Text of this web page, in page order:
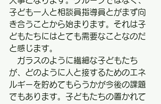
子ども一人と相談員指導員とがまず向
き合うことから始まります。それは子
どもたちにはとても需要なことなのだ
と感じます。
ガラスのように繊細な子どもたち
が、どのように人と接するためのエネ
ルギーを貯めてもらうかが今後の課題
でもあります。子どもたちの置かれて